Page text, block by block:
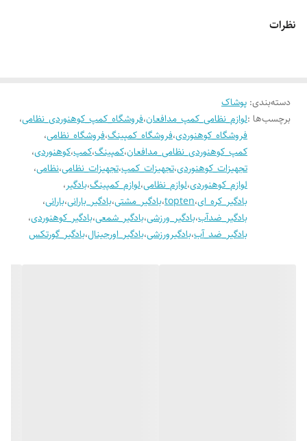
نظرات
دسته‌بندی: پوشاک
برچسب‌ها :لوازم_نظامی_کمپ_مدافعان،فروشگاه_کمپ_کوهنوردی_نظامی،
فروشگاه_کوهنوردی،فروشگاه_کمپینگ،فروشگاه_نظامی،
کمپ_کوهنوردی_نظامی_مدافعان،کمپینگ،کمپ،کوهنوردی،
تجهیزات_کوهنوردی،تجهیزات_کمپ،تجهیزات_نظامی،نظامی،
لوازم_کوهنوردی،لوازم_نظامی،لوازم_کمپینگ،بادگیر،
بادگیر_کره_ای،topten،بادگیر_مشتی،بادگیر_بارانی،بارانی،
بادگیر_ضدآب،بادگیر_ورزشی،بادگیر_شمعی،بادگیر_کوهنوردی،
بادگیر_ضد_آب،بادگیرورزشی،بادگیر_اورجینال،بادگیر_گورتکس